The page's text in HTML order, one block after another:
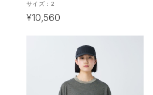
サイズ： 2
¥10,560